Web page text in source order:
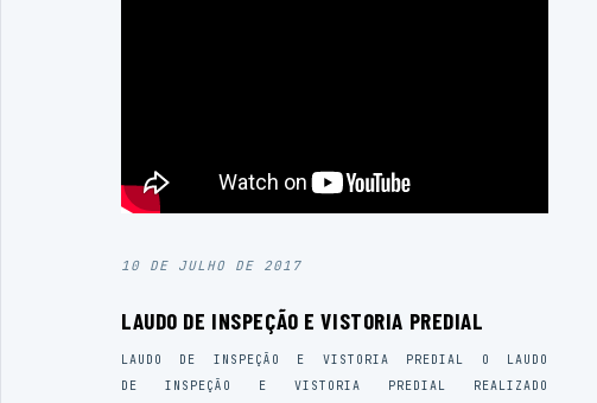
10 DE JULHO DE 2017
LAUDO DE INSPEÇÃO E VISTORIA PREDIAL
LAUDO DE INSPEÇÃO E VISTORIA PREDIAL O LAUDO
DE INSPEÇÃO E VISTORIA PREDIAL REALIZADO